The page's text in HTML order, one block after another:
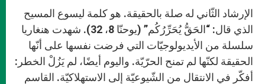
الإرشاد الثّاني له صلة بالحقيقة. هو كلمة ليسوع المسيح
الذي قال: “الحَقُّ يُحَرِّرُكُم” (يوحنّا 8، 32). شهدت هنغاريا
سلسلة من الأيديولوجيّات التي فرضت نفسها على أنّها
الحقيقة لكنّها لم تمنح الحرّيّة. واليوم أيضًا، لم يَزُلْ الخطر:
أفكّر في الانتقال من الشّيوعيّة إلى الاستهلاكيّة. القاسم